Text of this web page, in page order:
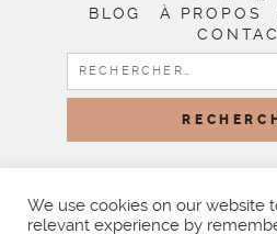
BLOG À PROPOS
BY LITTLE
We use cookies on our website
relevant experience by